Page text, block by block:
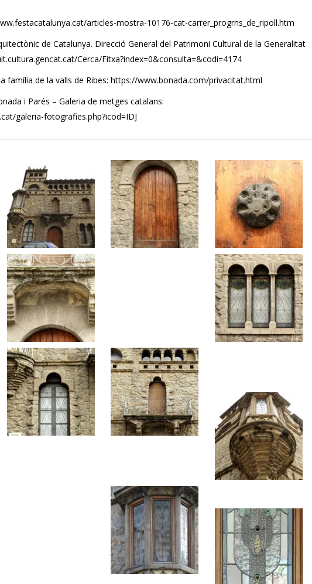
articles-mostra-10176-cat-carrer_progrns_de_ripoll.htm
de Catalunya. Direcció General del Patrimoni Cultural de la Generalitat
Cerca/Fitxa?index=0&consulta=&codi=4174
família de la valls de Ribes: https://www.bonada.com/privacitat.html
i Parés – Galeria de metges catalans:
galeria-fotografies.php?icod=IDJ